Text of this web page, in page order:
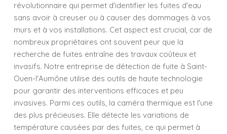
révolutionnaire qui permet d'identifier les fuites d'eau
sans avoir à creuser ou à causer des dommages à vos
murs et à vos installations. Cet aspect est crucial, car de
nombreux propriétaires ont souvent peur que la
recherche de fuites entraîne des travaux coûteux et
invasifs. Notre entreprise de détection de fuite à Saint-
Ouen-l'Aumône utilise des outils de haute technologie
pour garantir des interventions efficaces et peu
invasives. Parmi ces outils, la caméra thermique est l'une
des plus précieuses. Elle détecte les variations de
température causées par des fuites, ce qui permet à